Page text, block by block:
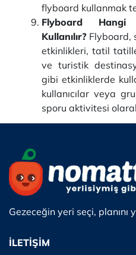
flyboard kullanmak
Flyboard Hangi
Kullanılır? Flyboard,
etkinlikleri, tatil
ve turistik
gibi etkinliklerde
kullanıcılar veya
sporu aktivitesi
Gezeceğin yeri seçi, planını
İLETİŞİM